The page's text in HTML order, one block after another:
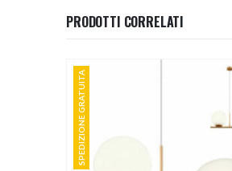
PRODOTTI CORRELATI
SPEDIZIONE GRATUITA